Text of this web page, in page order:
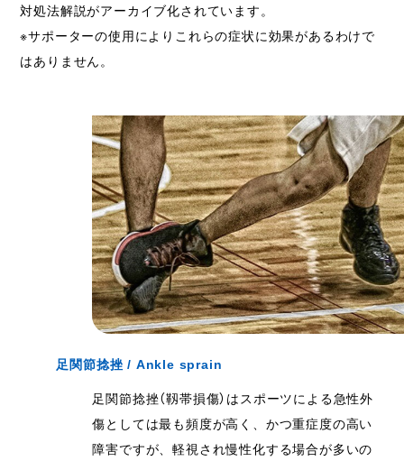
対処法解説がアーカイブ化されています。
※サポーターの使用によりこれらの症状に効果があるわけで
はありません。
足関節捻挫 / Ankle sprain
足関節捻挫（靱帯損傷）はスポーツによる急性外
傷としては最も頻度が高く、かつ重症度の高い
障害ですが、軽視され慢性化する場合が多いの